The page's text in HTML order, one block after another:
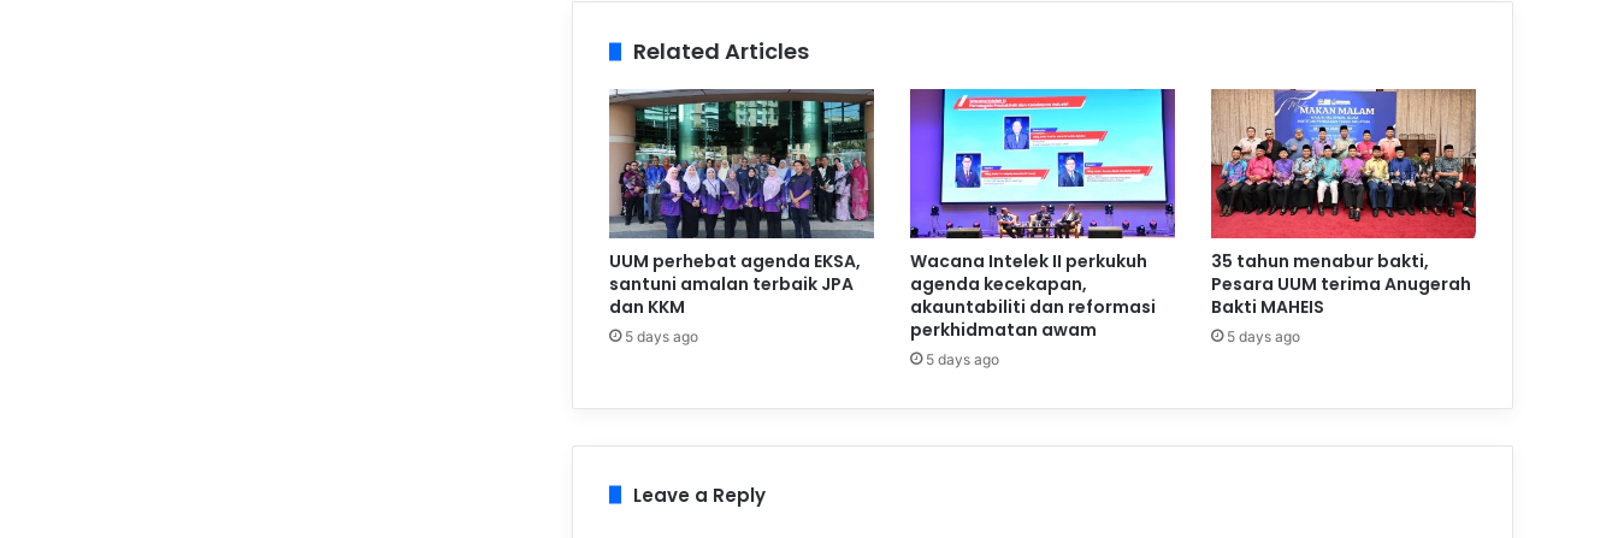
Related Articles
UUM perhebat agenda EKSA,
santuni amalan terbaik JPA
dan KKM
5 days ago
Wacana Intelek II perkukuh
agenda kecekapan,
akauntabiliti dan reformasi
perkhidmatan awam
5 days ago
35 tahun menabur bakti,
Pesara UUM terima Anugerah
Bakti MAHEIS
5 days ago
Leave a Reply